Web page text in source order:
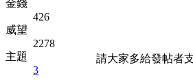
金錢
426
威望
2278
主題
3
請大家多給發帖者